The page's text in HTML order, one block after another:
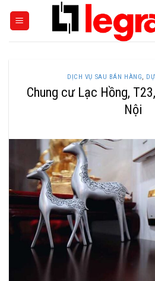
DỊCH VỤ SAU BÁN HÀNG,
Chung cư Lạc Hồng,
Nội